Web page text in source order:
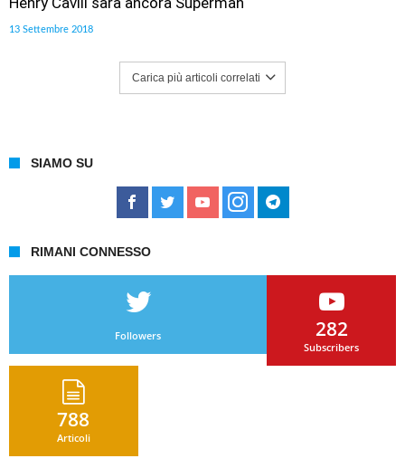
13 Settembre 2018
Carica più articoli correlati
SIAMO SU
RIMANI CONNESSO
Followers 282
Subscribers
788
Articoli